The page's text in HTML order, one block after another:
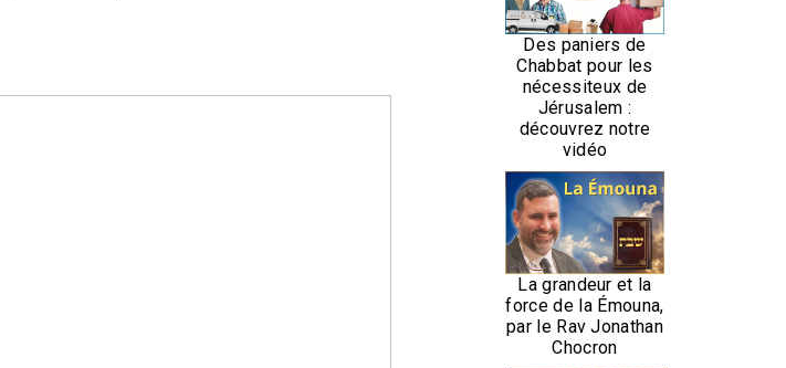
Des paniers de
Chabbat pour les
nécessiteux de
Jérusalem :
découvrez notre
vidéo
La grandeur et la
force de la Émouna,
par le Rav Jonathan
Chocron